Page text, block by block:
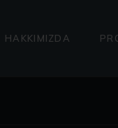
HAKKIMIZDA
ENERJI